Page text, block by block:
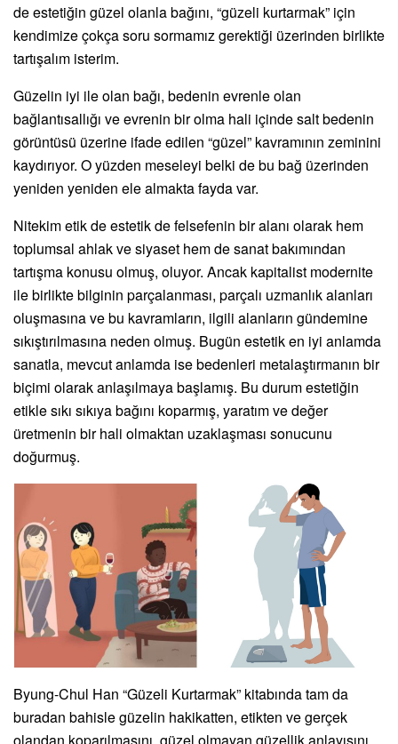
de estetiğin güzel olanla bağını, “güzeli kurtarmak” için
kendimize çokça soru sormamız gerektiği üzerinden birlikte
tartışalım isterim.
Güzelin iyi ile olan bağı, bedenin evrenle olan
bağlantısallığı ve evrenin bir olma hali içinde salt bedenin
görüntüsü üzerine ifade edilen “güzel” kavramının zeminini
kaydırıyor. O yüzden meseleyi belki de bu bağ üzerinden
yeniden yeniden ele almakta fayda var.
Nitekim etik de estetik de felsefenin bir alanı olarak hem
toplumsal ahlak ve siyaset hem de sanat bakımından
tartışma konusu olmuş, oluyor. Ancak kapitalist modernite
ile birlikte bilginin parçalanması, parçalı uzmanlık alanları
oluşmasına ve bu kavramların, ilgili alanların gündemine
sıkıştırılmasına neden olmuş. Bugün estetik en iyi anlamda
sanatla, mevcut anlamda ise bedenleri metalaştırmanın bir
biçimi olarak anlaşılmaya başlamış. Bu durum estetiğin
etikle sıkı sıkıya bağını koparmış, yaratım ve değer
üretmenin bir hali olmaktan uzaklaşması sonucunu
doğurmuş.
Byung-Chul Han “Güzeli Kurtarmak” kitabında tam da
buradan bahisle güzelin hakikatten, etikten ve gerçek
olandan koparılmasını, güzel olmayan güzellik anlayışını